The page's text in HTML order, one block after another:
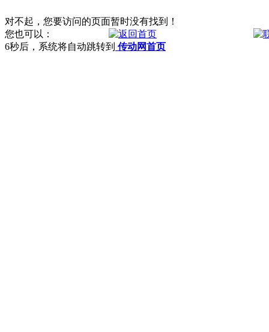
对不起，您要访问的页面暂时没有找到！
您也可以：
6秒后，系统将自动跳转到 传动网首页